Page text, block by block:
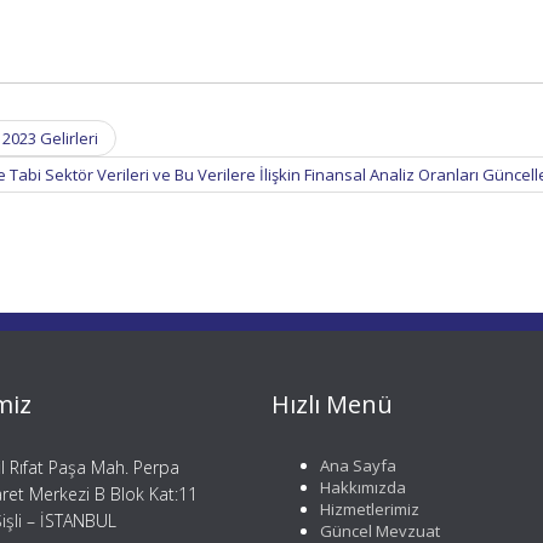
Gelirleri
Tabi Sektör Verileri ve Bu Verilere İlişkin Finansal Analiz Oranları
Rıfat Paşa Mah. Perpa
Merkezi B Blok Kat:11
– İSTANBUL
Hızlı Menü
Ana Sayfa
Hakkımızda
Hizmetlerimiz
Güncel Mevzuat